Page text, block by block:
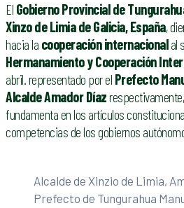
El Gobierno Provincial de
Xinzo de Limia de Galicia, España,
hacia la cooperación internacionalal
Hermanamientoy Cooperación
abril. representado por el Prefecto
Alcalde Amador Díaz
fundamenta en los artículos
competencias de los gobiernos
Alcalde de Xinzio de Limia,
Prefecto de Tungurahua